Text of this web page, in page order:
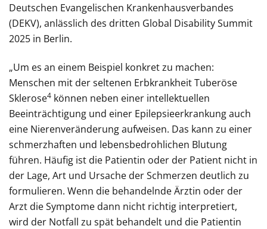
Deutschen Evangelischen Krankenhausverbandes
(DEKV), anlässlich des dritten Global Disability Summit
2025 in Berlin.
„Um es an einem Beispiel konkret zu machen:
Menschen mit der seltenen Erbkrankheit Tuberöse
Sklerose4 können neben einer intellektuellen
Beeinträchtigung und einer Epilepsieerkrankung auch
eine Nierenveränderung aufweisen. Das kann zu einer
schmerzhaften und lebensbedrohlichen Blutung
führen. Häufig ist die Patientin oder der Patient nicht in
der Lage, Art und Ursache der Schmerzen deutlich zu
formulieren. Wenn die behandelnde Ärztin oder der
Arzt die Symptome dann nicht richtig interpretiert,
wird der Notfall zu spät behandelt und die Patientin